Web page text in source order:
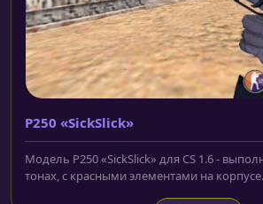
P250 «SickSlick»
Модель P250 «SickSlick» для CS 1.6 -
тонах, с красными элементами на